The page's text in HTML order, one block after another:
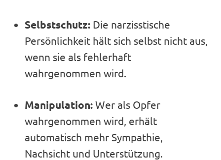
Selbstschutz: Die narzisstische
Persönlichkeit hält sich selbst nicht aus,
wenn sie als fehlerhaft
wahrgenommen wird.
Manipulation:Wer als Opfer
wahrgenommen wird, erhält
automatisch mehr Sympathie,
Nachsicht und Unterstützung.